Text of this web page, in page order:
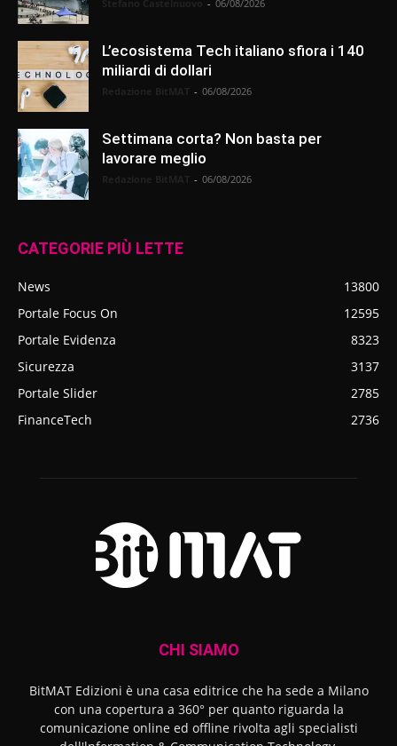
- 06/08/2026
L’ecosistema Tech italiano sfiora i 140
miliardi di dollari
- 06/08/2026
Settimana corta? Non basta per
lavorare meglio
- 06/08/2026
CATEGORIE PIÙ LETTE
News
13800
Portale Focus On
12595
Portale Evidenza
8323
Sicurezza
3137
Portale Slider
2785
FinanceTech
2736
CHI SIAMO
BitMAT Edizioni è una casa editrice che ha sede a Milano
con una copertura a 360° per quanto riguarda la
comunicazione online ed offline rivolta agli specialisti